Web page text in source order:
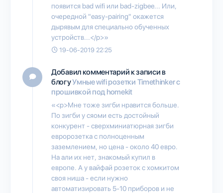
появится bad wifi или bad-zigbee... Или,
очередной "easy-pairing" окажется
дырявым для специально обученных
устройств...</p>»
19-06-2019 22:25
Добавил комментарий к записи в
блогуУмные wifi розетки Timethinker c
прошивкой под homekit
«<p>Мне тоже зигби нравится больше.
По зигби у сяоми есть достойный
конкурент - сверхминиатюрная зигби
евророзетка с полноценным
заземлением, но цена - около 40 евро.
На али их нет, знакомый купил в
европе. А у вайфай розеток с хомкитом
своя ниша - если нужно
автоматизировать 5-10 приборов и не